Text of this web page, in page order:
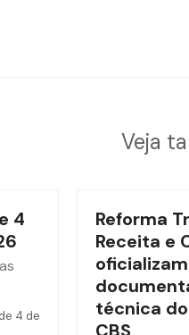
Veja
4
4 de
Reforma
Receita e
oficializam
técnica do